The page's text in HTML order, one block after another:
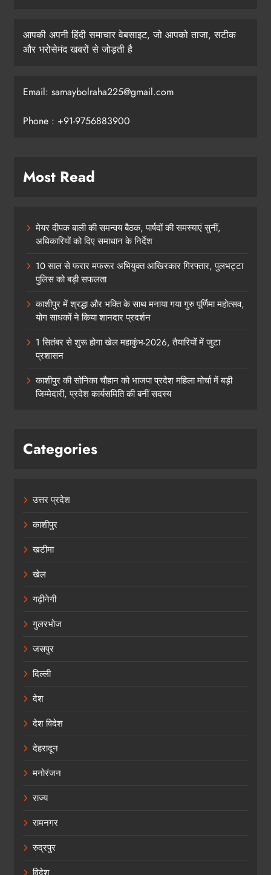
आपकी अपनी हिंदी समाचार वेबसाइट, जो आपको ताजा, सटीक
और भरोसेमंद खबरों से जोड़ती है
Email: samaybolraha225@gmail.com
Phone : +91-9756883900
Most Read
मेयर दीपक बाली की समन्वय बैठक, पार्षदों की समस्याएं सुनीं,
अधिकारियों को दिए समाधान के निर्देश
10 साल से फरार मफरूर अभियुक्त आखिरकार गिरफ्तार, पुलभट्टा
पुलिस को बड़ी सफलता
काशीपुर में श्रद्धा और भक्ति के साथ मनाया गया गुरु पूर्णिमा महोत्सव,
योग साधकों ने किया शानदार प्रदर्शन
1 सितंबर से शुरू होगा खेल महाकुंभ-2026, तैयारियों में जुटा
प्रशासन
काशीपुर की सोनिका चौहान को भाजपा प्रदेश महिला मोर्चा में बड़ी
जिम्मेदारी, प्रदेश कार्यसमिति की बनीं सदस्य
Categories
उत्तर प्रदेश
काशीपुर
खटीमा
खेल
गढ़ीनेगी
गुलरभोज
जसपुर
दिल्ली
देश
देश विदेश
देहरादून
मनोरंजन
राज्य
रामनगर
रुद्रपुर